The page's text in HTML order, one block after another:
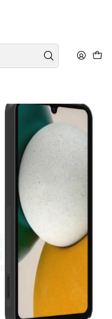
A34 5G
Samsung A34 5G